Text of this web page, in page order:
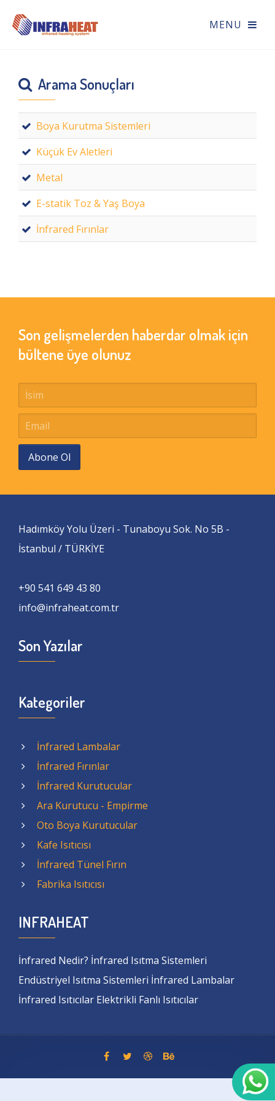
Arama Sonuçları
Boya Kurutma Sistemleri
Küçük Ev Aletleri
Metal
E-statik Toz & Yaş Boya
İnfrared Fırınlar
Son gelişmelerden haberdar olmak için
bültene üye olunuz
Abone Ol
Hadımköy Yolu Üzeri - Tunaboyu Sok. No 5B -
İstanbul / TÜRKİYE
+90 541 649 43 80
info@infraheat.com.tr
Son Yazılar
Kategoriler
İnfrared Lambalar
İnfrared Fırınlar
İnfrared Kurutucular
Ara Kurutucu - Empirme
Oto Boya Kurutucular
Kafe Isıtıcısı
İnfrared Tünel Fırın
Fabrika Isıtıcısı
INFRAHEAT
İnfrared Nedir? İnfrared Isıtma Sistemleri
Endüstriyel Isıtma Sistemleri İnfrared Lambalar
İnfrared Isıtıcılar Elektrikli Fanlı Isıtıcılar